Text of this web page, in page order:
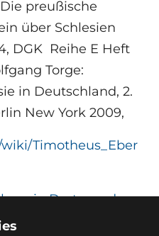
preußische
über Schlesien
DGK Reihe E Heft
Torge:
in Deutschland, 2.
New York 2009,
Timotheus_Eber
in Dortmund
Geburtstag von